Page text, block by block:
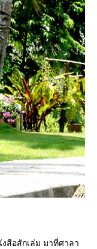
สือสักเล่ม มาที่ศาลา